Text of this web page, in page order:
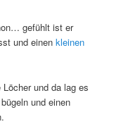
gefühlt ist er
und einenkleinen
und da lag es
und einen